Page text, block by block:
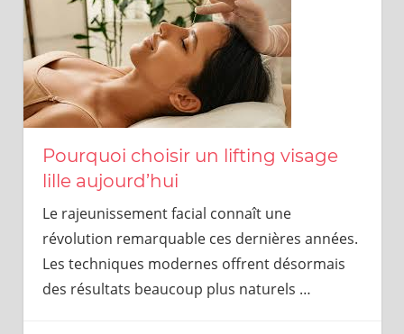
Pourquoi choisir un lifting visage
lille aujourd’hui
Le rajeunissement facial connaît une
révolution remarquable ces dernières années.
Les techniques modernes offrent désormais
des résultats beaucoup plus naturels …